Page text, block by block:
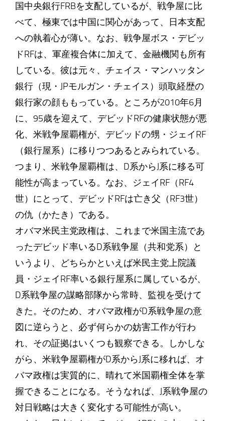
国中央銀行FRBを支配しているが、戦争屋に比
べて、極東では中国に関心があって、日本支配
への執着心が薄い。なお、戦争屋ボス・デビッ
ドRFは、軍産複合体に加えて、金融機関も所有
している。彼は元々、チェイス・マンハッタン
銀行（現・JPモルガン・チェイス）頭取経歴の
銀行家の顔ももっている。ところが2010年6月
に、95歳を迎えて、デビッドRFの健康状態が悪
化、米戦争屋覇権が、デビッドの甥・ジェイRF
（銀行屋系）に移りつつあるとみられている。
つまり、米戦争屋覇権は、D系からJ系に移る可
能性が高まっている。なお、ジェイRF（RF4
世）にとって、デビッドRFは亡き父（RF3世）
の仇（かたき）である。
オバマ米民主党政権は、これまで米国主流であ
ったデビッド率いるD系戦争屋（共和党系）と
いうより、どちらかといえば米民主党上院議
員・ジェイRF率いる銀行屋系に属しているが、
D系戦争屋の謀略部隊から常時、監視を受けて
きた。そのため、オバマ政権がD系戦争屋の意
図に逆らうと、必ず何らかの妨害工作が行わ
れ、その証拠はいくつも観察できる。しかしな
がら、米戦争屋覇権がD系からJ系に移れば、オ
バマ政権は実質的に、晴れて米国覇権全体を掌
握できることになる。そうなれば、J系戦争屋の
対日戦略は大きく変化する可能性が高い。